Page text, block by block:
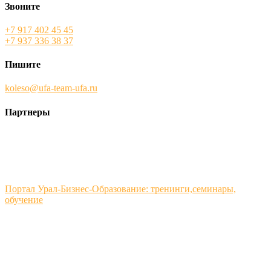
Звоните
+7 917 402 45 45
+7 937 336 38 37
Пишите
koleso@ufa-team-ufa.ru
Партнеры
Портал Урал-Бизнес-Образование: тренинги,семинары,
обучение